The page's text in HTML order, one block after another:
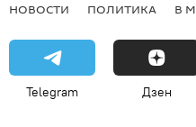
НОВОСТИ ПОЛИТИКА В
Telegram Дзен